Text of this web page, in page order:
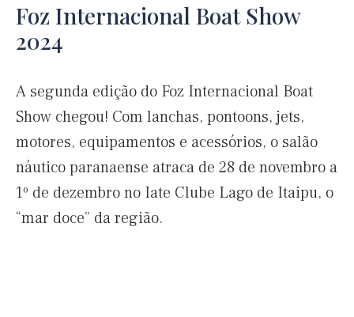
Foz Internacional Boat Show
2024
A segunda edição do Foz Internacional Boat
Show chegou! Com lanchas, pontoons, jets,
motores, equipamentos e acessórios, o salão
náutico paranaense atraca de 28 de novembro a
1º de dezembro no Iate Clube Lago de Itaipu, o
“mar doce” da região.